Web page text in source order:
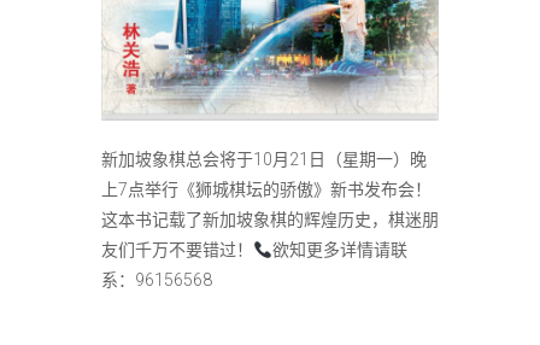
新加坡象棋总会将于10月21日（星期一）晚
上7点举行《狮城棋坛的骄傲》新书发布会！
这本书记载了新加坡象棋的辉煌历史，棋迷朋
友们千万不要错过！
欲知更多详情请联
系：96156568